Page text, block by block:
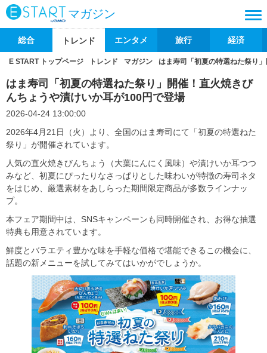
マガジン
総合 トレンド エンタメ 旅行 経済
E START トップページ トレンド マガジン はま寿司「初夏の特選ねた祭り
はま寿司「初夏の特選ねた祭り」開催！直火焼きび
んちょうや漬けいか耳が100円で登場
2026-04-24 13:00:00
2026年4月21日（火）より、全国のはま寿司にて「初夏の特選ねた
祭り」が開催されています。
人気の直火焼きびんちょう（大葉にんにく風味）や漬けいか耳つつ
みなど、初夏にぴったりなさっぱりとした味わいが特徴の寿司ネタ
をはじめ、厳選素材をあしらった期間限定商品が多数ラインナッ
プ。
本フェア期間中は、SNSキャンペーンも同時開催され、お得な抽選
特典も用意されています。
鮮度とバラエティ豊かな味を手軽な価格で堪能できるこの機会に、
話題の新メニューを試してみてはいかがでしょうか。